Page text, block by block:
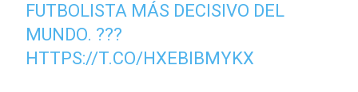
FUTBOLISTA MÁS DECISIVO DEL
MUNDO. ???
HTTPS://T.CO/HXEBIBMYKX